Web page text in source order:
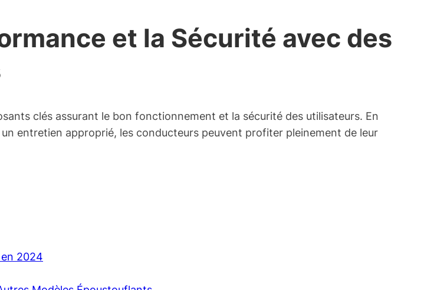
et la Sécurité avec des
clés assurant le bon fonctionnement et la sécurité des utilisateurs. En
entretien approprié, les conducteurs peuvent profiter pleinement de leur
2024